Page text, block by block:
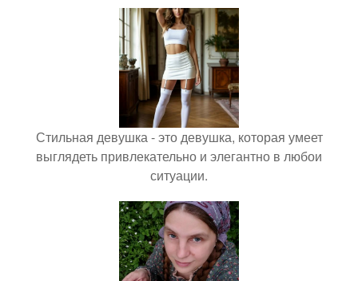
Стильная девушка - это девушка, которая умеет
выглядеть привлекательно и элегантно в любои
ситуации.